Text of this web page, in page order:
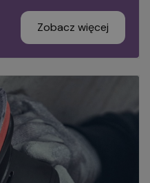
Zobacz więcej